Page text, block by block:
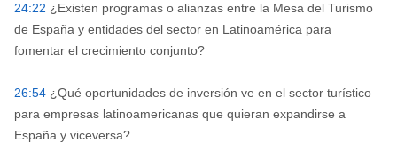
24:22 ¿Existen programas o alianzas entre la Mesa del Turismo
de España y entidades del sector en Latinoamérica para
fomentar el crecimiento conjunto?
26:54¿Qué oportunidades de inversión ve en el sector turístico
para empresas latinoamericanas que quieran expandirse a
España y viceversa?